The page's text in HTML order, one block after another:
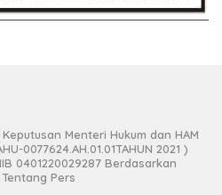
Keputusan Menteri Hukum dan HAM
0077624.AH.01.01TAHUN 2021 )
0401220029287 Berdasarkan
Pers